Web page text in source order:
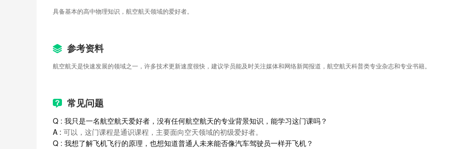
单元测试题
第二节 曾经的荣耀——航天飞机
第十一章 载人航天与空间站
第三节 空间站与交会对接
第一节 越来越聪明的“无人机”
第二节 无人机集群与协同编队
具备基本的高中物理知识，航空航天领域的爱好者。
参考资料
航空航天是快速发展的领域之一，许多技术更新速度很快，建议学员能及时关注媒体和网络新闻报道，航空航天科普类专业杂志和专业书籍。
常见问题
Q : 我只是一名航空航天爱好者，没有任何航空航天的专业背景知识，能学习这门课吗？
A : 可以，这门课程是通识课程，主要面向空天领域的初级爱好者。
Q : 我想了解飞机飞行的原理，也想知道普通人未来能否像汽车驾驶员一样开飞机？